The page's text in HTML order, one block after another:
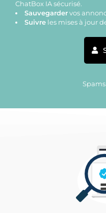
ChatBox IA sécurisé.
Sauvegardervos
Suivre les mises à jour
Spams